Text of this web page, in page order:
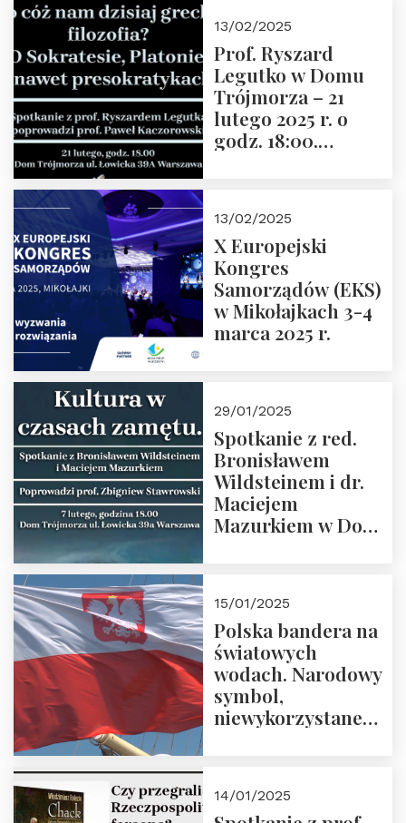
13/02/2025
Prof. Ryszard
Legutko w Domu
Trójmorza – 21
lutego 2025 r. o
godz. 18:00.
Zapraszamy
13/02/2025
X Europejski
Kongres
Samorządów (EKS)
w Mikołajkach 3-4
marca 2025 r.
29/01/2025
Spotkanie z red.
Bronisławem
Wildsteinem i dr.
Maciejem
Mazurkiem w Domu
Prowadzi prof.
Zbigniew
Stawrowski
15/01/2025
Polska bandera na
światowych
wodach. Narodowy
symbol,
niewykorzystane
14/01/2025